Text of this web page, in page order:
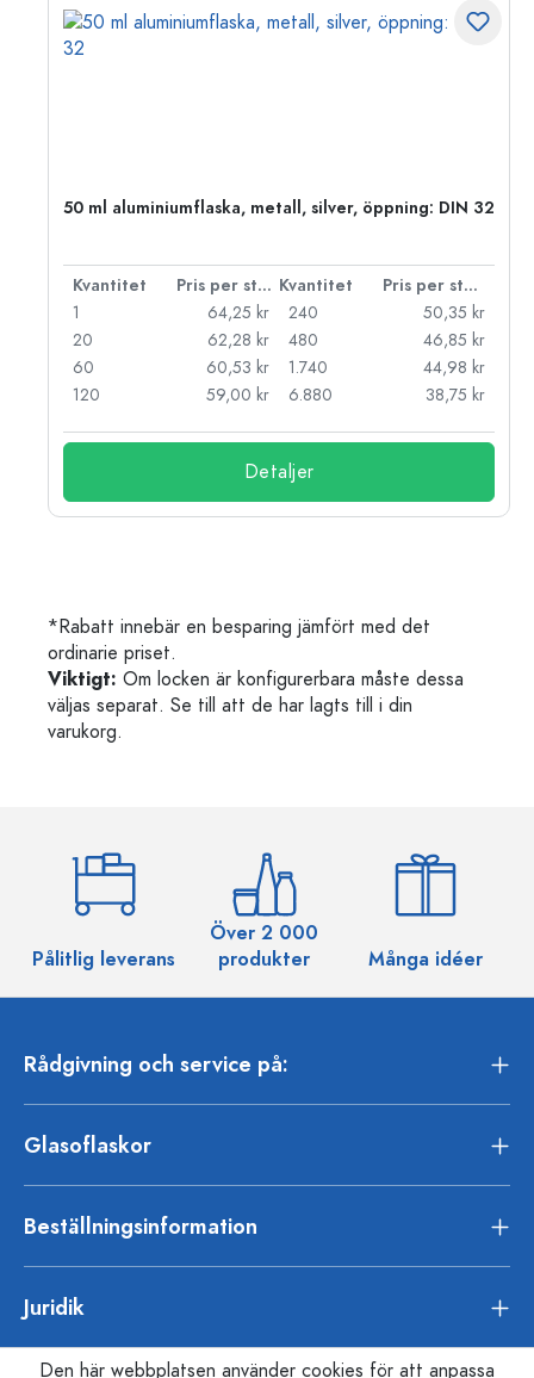
50 ml aluminiumflaska, metall, silver, öppning: DIN 32
Kvantitet Pris per styck Kvantitet
Pris per styck
1
64,25 kr
20
62,28 kr
60
60,53 kr
120
59,00 kr
240
50,35 kr
480
46,85 kr
1.740
44,98 kr
6.880
38,75 kr
Detaljer
*Rabatt innebär en besparing jämfört med det
ordinarie priset.
Viktigt: Om locken är konfigurerbara måste dessa
väljas separat. Se till att de har lagts till i din
varukorg.
Pålitlig leverans
Över 2 000
produkter
Många idéer
Rådgivning och service på:
Glasoflaskor
Beställningsinformation
Juridik
Den här webbplatsen använder cookies för att anpassa